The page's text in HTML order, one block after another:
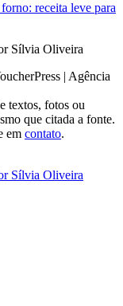
receita leve para
| Agência
textos, fotos ou
que citada a fonte.
em contato.